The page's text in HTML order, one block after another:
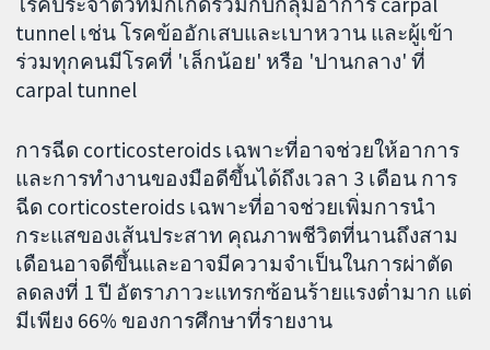
tunnel เช่น โรคข้ออักเสบและเบาหวาน และผู้เข้า
ร่วมทุกคนมีโรคที่ 'เล็กน้อย' หรือ 'ปานกลาง' ที่
carpal tunnel
การฉีด corticosteroids เฉพาะที่อาจช่วยให้อาการ
และการทำงานของมือดีขึ้นได้ถึงเวลา 3 เดือน การ
ฉีด corticosteroids เฉพาะที่อาจช่วยเพิ่มการนำ
กระแสของเส้นประสาท คุณภาพชีวิตที่นานถึงสาม
เดือนอาจดีขึ้นและอาจมีความจำเป็นในการผ่าตัด
ลดลงที่ 1 ปี อัตราภาวะแทรกซ้อนร้ายแรงต่ำมาก แต่
มีเพียง 66% ของการศึกษาที่รายงาน